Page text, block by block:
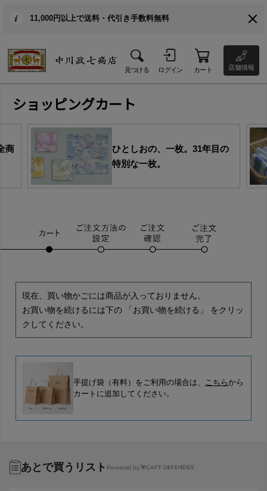
11,000円以上で送料・代引き手数料無料
見つける ログイン カート 店舗情報
ショッピングカート
商
ひとしおの、一枚。31年目の
特別な一枚。
現在、買い物かごには商品が入っておりません。
お買い物を続けるには下の 「お買い物を続ける」 をクリッ
クしてください。
手提げ袋（有料）をご利用の場合は、 こちらから
カートに追加してください。
あとで買うリスト Powered by